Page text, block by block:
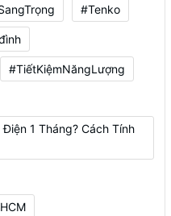
#Tenko
#TiếtKiệmNăngLượng
1 Tháng? Cách Tính